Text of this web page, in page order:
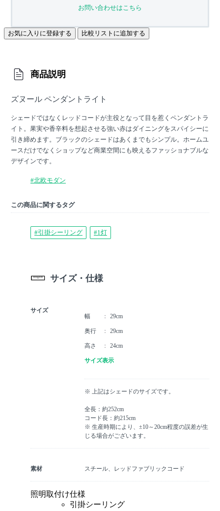
お問い合わせはこちら
お気に入りに登録する 比較リストに追加する
商品説明
ズヌール ペンダントライト
シェードではなくレッドコードが主役となって目を惹くペンダントラ
イト。果実や香辛料を想起させる強い赤はダイニングをスパイシーに
引き締めます。ブラックのシェードはあくまでもシンプル。ホームユ
ースだけでなくショップなど商業空間にも映えるファッショナブルな
デザインです。
#北欧モダン
この商品に関するタグ
#引掛シーリング #1灯
サイズ・仕様
サイズ
幅
29cm
奥行 29cm
高さ 24cm
サイズ表示
※ 上記はシェードのサイズです。
全長：約252cm
コード長：約215cm
※ 生産時期により、±10～20cm程度の誤差が生
じる場合がございます。
素材 スチール、レッドファブリックコード
照明取付け仕様
引掛シーリング